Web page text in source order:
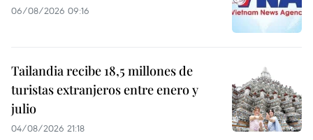
06/08/2026 09:16
Tailandia recibe 18,5 millones de
turistas extranjeros entre enero y
julio
04/08/2026 21:18